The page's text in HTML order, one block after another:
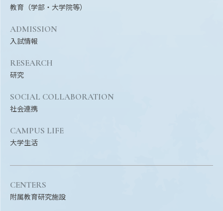
教育（学部・大学院等）
ADMISSION
入試情報
RESEARCH
研究
SOCIAL COLLABORATION
社会連携
CAMPUS LIFE
大学生活
CENTERS
附属教育研究施設